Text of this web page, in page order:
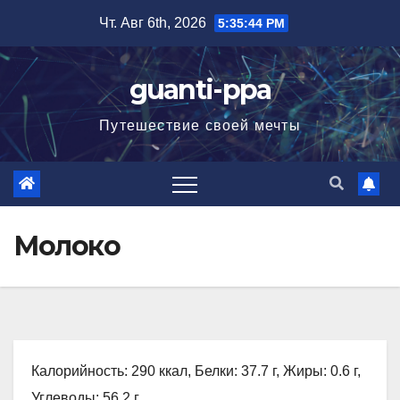
содержимому
Чт. Авг 6th, 2026 5:35:45 PM
guanti-ppa
Путешествие своей мечты
Молоко
Калорийность: 290 ккал, Белки: 37.7 г, Жиры: 0.6 г,